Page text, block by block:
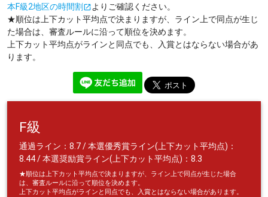
本F級2地区の時間割open_in_new よりご確認ください。
★順位は上下カット平均点で決まりますが、ライン上で同点が生じ
た場合は、審査ルールに沿って順位を決めます。
上下カット平均点がラインと同点でも、入賞とはならない場合があ
ります。
F級
通過ライン：8.7 / 本選優秀賞ライン(上下カット平均点)：
8.44 / 本選奨励賞ライン(上下カット平均点)：8.3
★順位は上下カット平均点で決まりますが、ライン上で同点が生じた場合
は、審査ルールに沿って順位を決めます。
上下カット平均点がラインと同点でも、入賞とはならない場合があります。